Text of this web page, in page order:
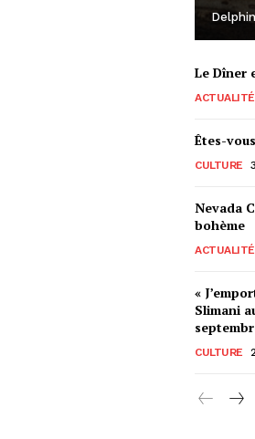
Le Dîner
ACTUALITÉ
Êtes-
CULTURE
Nevada
bohème
ACTUALITÉ
«
Slimani
CULTURE